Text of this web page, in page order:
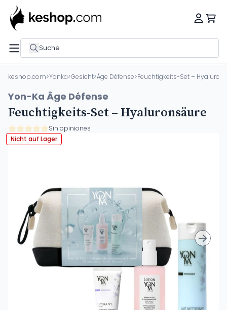
Suche
keshop.com>Yonka>Gesicht>Âge Défense>Feuchtigkeits-Set –
Yon-Ka Âge Défense
Feuchtigkeits-Set – Hyaluronsäure
Sin opiniones
Nicht auf Lager